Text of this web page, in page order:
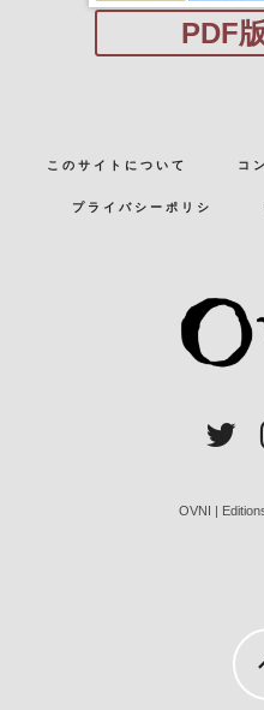
PDF
このサイトについて コ
プライバシーポリシ
OVNI |